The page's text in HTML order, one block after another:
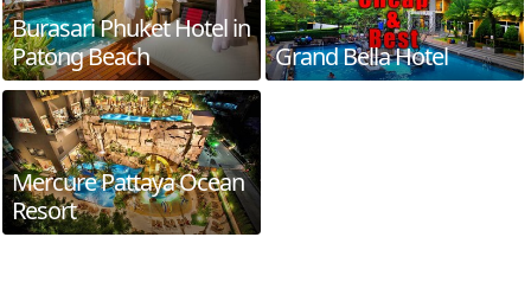
Burasari Phuket Hotel in
Patong Beach
Grand Bella Hotel
Mercure Pattaya Ocean
Resort